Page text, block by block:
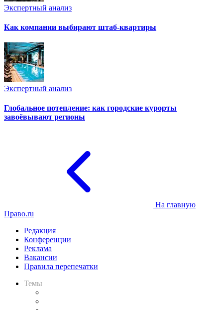
Экспертный анализ
Как компании выбирают штаб-квартиры
Экспертный анализ
Глобальное потепление: как городские курорты
завоёвывают регионы
На главную
Право.ru
Редакция
Конференции
Реклама
Вакансии
Правила перепечатки
Темы